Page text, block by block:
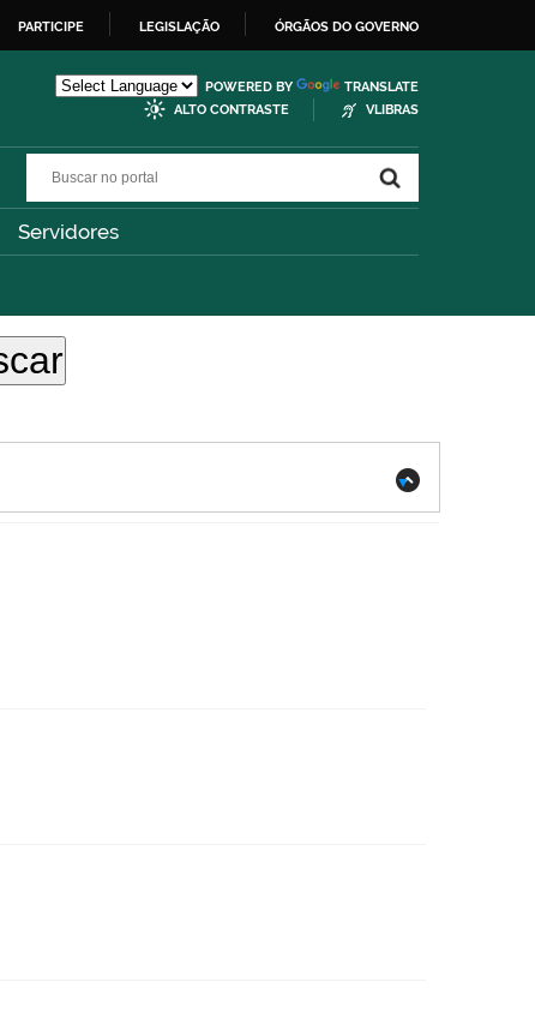
PARTICIPE LEGISLAÇÃO ÓRGÃOS DO GOVERNO
POWERED BY
TRANSLATE
ALTO CONTRASTE
VLIBRAS
Servidores